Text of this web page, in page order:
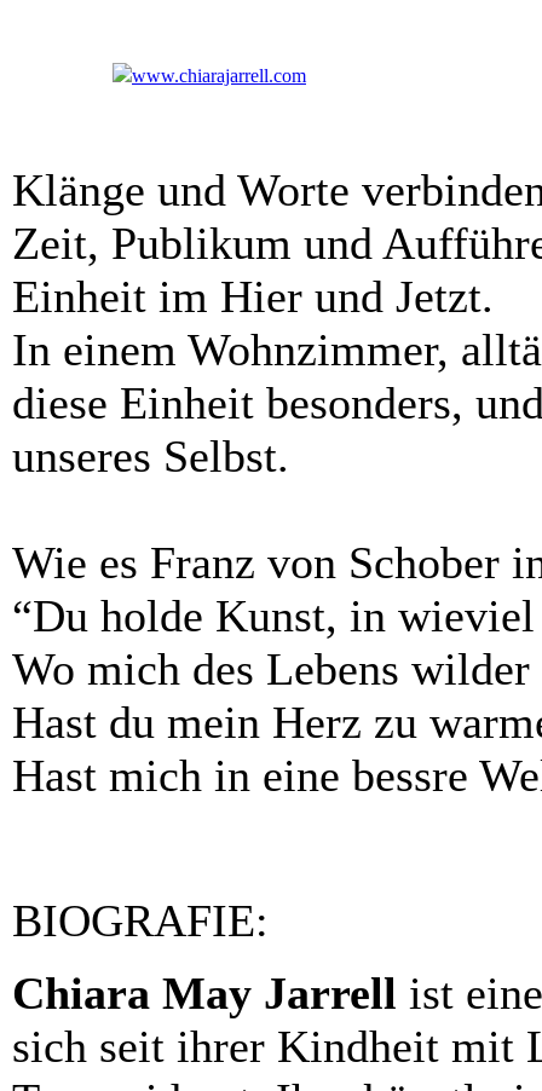
www.chiarajarrell.com
Klänge und Worte
Zeit, Publikum und
Einheit im Hier und Jetzt.
In einem Wohnzimmer,
diese Einheit besonders,
unseres Selbst.
Wie es Franz von Schober
“Du holde Kunst, in wieviel
Wo mich des Lebens
Hast du mein Herz zu
Hast mich in eine bessre
BIOGRAFIE:
Chiara May Jarrell ist
sich seit ihrer Kindheit mit